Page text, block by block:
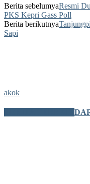
Berita sebelumyaResmi
PKS Kepri Gass Poll
Berita berikutnya
Sapi
akok